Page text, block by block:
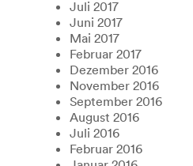
Juli 2017
Juni 2017
Mai 2017
Februar 2017
Dezember 2016
November 2016
September 2016
August 2016
Juli 2016
Februar 2016